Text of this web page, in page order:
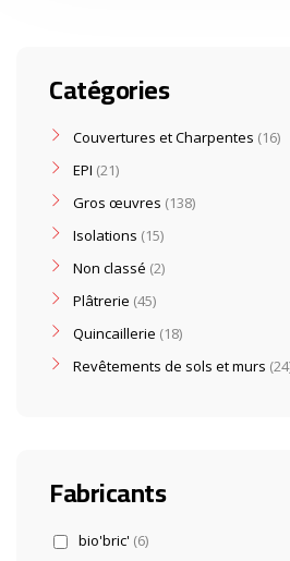
Catégories
Couvertures et Charpentes 16
EPI 21
Gros œuvres 138
Isolations 15
Non classé 2
Plâtrerie 45
Quincaillerie 18
Revêtements de sols et murs 24
Fabricants
bio'bric' (6)